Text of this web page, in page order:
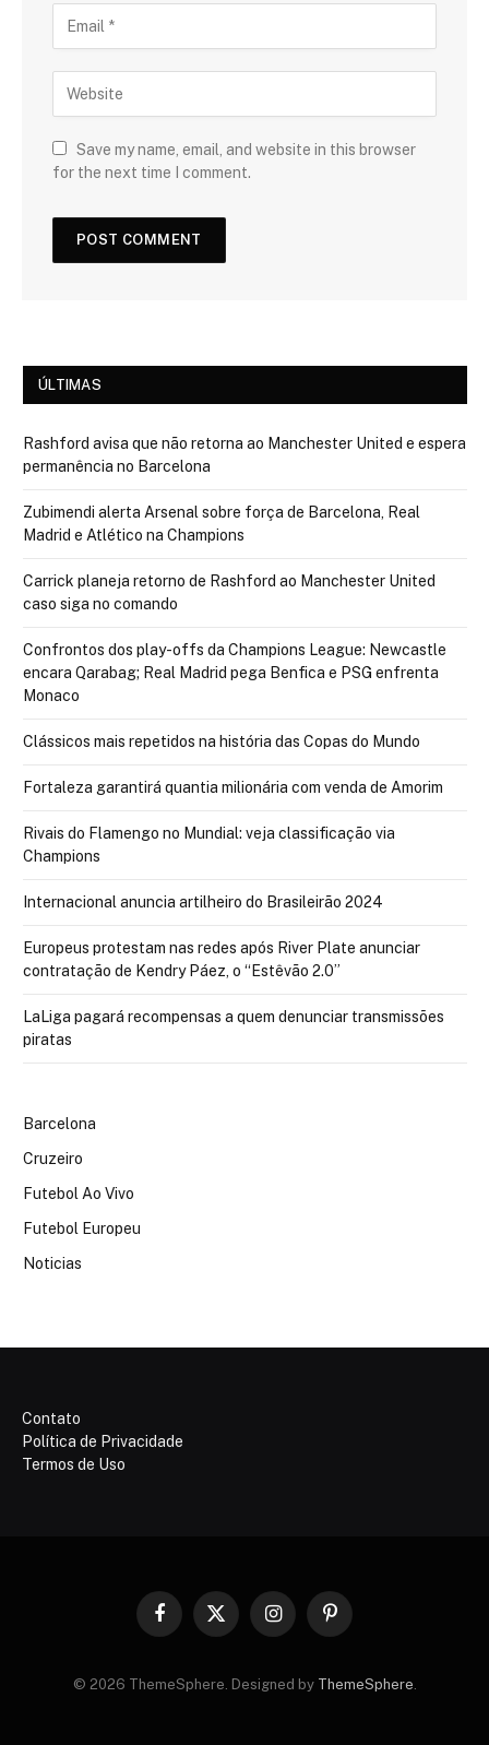
Save my name, email, and website in this browser
for the next time I comment.
ÚLTIMAS
Rashford avisa que não retorna ao Manchester United e espera
permanência no Barcelona
Zubimendi alerta Arsenal sobre força de Barcelona, Real
Madrid e Atlético na Champions
Carrick planeja retorno de Rashford ao Manchester United
caso siga no comando
Confrontos dos play-offs da Champions League: Newcastle
encara Qarabag; Real Madrid pega Benfica e PSG enfrenta
Monaco
Clássicos mais repetidos na história das Copas do Mundo
Fortaleza garantirá quantia milionária com venda de Amorim
Rivais do Flamengo no Mundial: veja classificação via
Champions
Internacional anuncia artilheiro do Brasileirão 2024
Europeus protestam nas redes após River Plate anunciar
contratação de Kendry Páez, o “Estêvão 2.0”
LaLiga pagará recompensas a quem denunciar transmissões
piratas
Barcelona
Cruzeiro
Futebol Ao Vivo
Futebol Europeu
Noticias
Contato
Política de Privacidade
Termos de Uso
Facebook
X
InstagramPinterest
© 2026 ThemeSphere. Designed by ThemeSphere